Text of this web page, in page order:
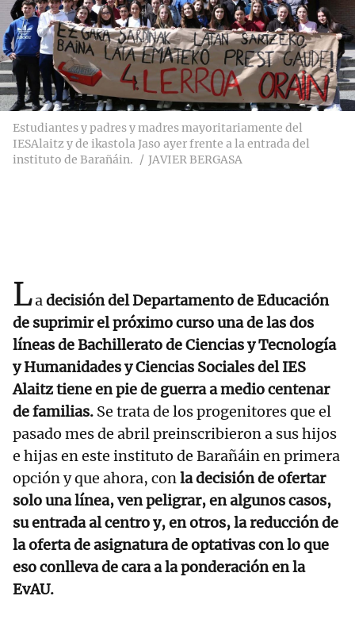
Estudiantes y padres y madres mayoritariamente del
IESAlaitz y de ikastola Jaso ayer frente a la entrada del
instituto de Barañáin.
JAVIER BERGASA
Ladecisión del Departamento de Educación
de suprimir el próximo curso una de las dos
líneas de Bachillerato de Ciencias y Tecnología
y Humanidades y Ciencias Sociales del IES
Alaitz tiene en pie de guerra a medio centenar
de familias. Se trata de los progenitores que el
pasado mes de abril preinscribieron a sus hijos
e hijas en este instituto de Barañáin en primera
opción y que ahora, conla decisión de ofertar
solo una línea, ven peligrar, en algunos casos,
su entrada al centro y, en otros, la reducción de
la oferta de asignatura de optativas con lo que
eso conlleva de cara a la ponderación en la
EvAU.